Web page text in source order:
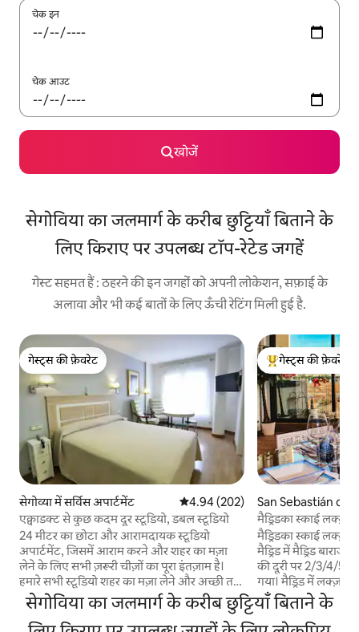
चेक इन
चेक आउट
खोजें
सेगोविया का जलमार्ग के करीब छुट्टियाँ बिताने के
लिए किराए पर उपलब्ध टॉप-रेटेड जगहें
गेस्ट सहमत हैं : ठहरने की इन जगहों को अपनी लोकेशन, सफ़ाई के
अलावा और भी कई बातों के लिए ऊँची रेटिंग मिली हुई है.
गेस्ट्स की फ़ेवरेट
गेस्ट्स की फ़ेवरेट
सेगोव्या में सर्विस अपार्टमेंट औसत रेटिंग 5 में से 4.94, 202 समीक्षाएँ
4.94 (202)
एक्वाडक्ट से कुछ कदम दूर स्टूडियो, डबल स्टूडियो
24 मीटर का छोटा और आरामदायक स्टूडियो
अपार्टमेंट, जिसमें आराम करने और शहर का मज़ा
लेने के लिए सभी ज़रूरी चीज़ों का पूरा इंतज़ाम है।
हमारे सभी स्टूडियो शहर का मज़ा लेने और अच्छी तरह
आराम करने के लिए ज़रूरी सभी चीज़ों से पूरी तरह
लैस हैं। इसमें 150 सेमी का एक क्वीन बेड, निजी
बाथरूम, स्मार्ट-टीवी और वाई-फ़ाई है, साथ ही
गेस्ट्स का टॉप फ़ेवरेट
गेस्ट्स की फ़ेवरेट
San Sebastián de
में अपार्टमेंट
मैड्रिडका स्काई
का एयरपोर्ट
मैड्रिडका स्काई
मैड्रिड में मैड्रिड
की दूरी पर 2/3/4/5/6
गया। मैड्रिड में लक्ज़री को फिर से परिभाषित करने
वाले डुप्लेक्स की खोज करें! यह अद्भुत
गार्डे डिज़ाइन को
पहले पल से, दृश्यों का
सेगोविया का जलमार्ग के करीब छुट्टियाँ बिताने के